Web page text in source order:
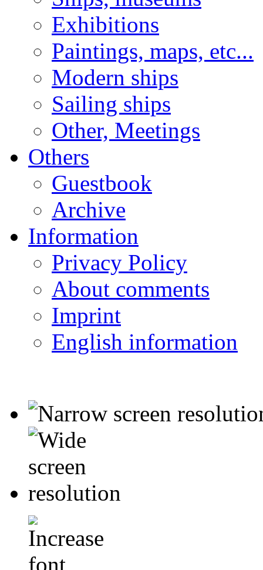
Exhibitions
Paintings, maps, etc...
Modern ships
Sailing ships
Other, Meetings
Others
Guestbook
Archive
Information
Privacy Policy
About comments
Imprint
English information